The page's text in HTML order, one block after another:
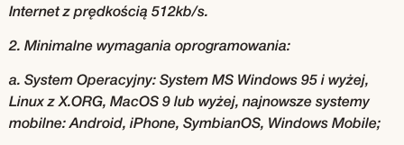
Internet z prędkością 512kb/s.
2. Minimalne wymagania oprogramowania:
a. System Operacyjny: System MS Windows 95 i wyżej,
Linux z X.ORG, MacOS 9 lub wyżej, najnowsze systemy
mobilne: Android, iPhone, SymbianOS, Windows Mobile;